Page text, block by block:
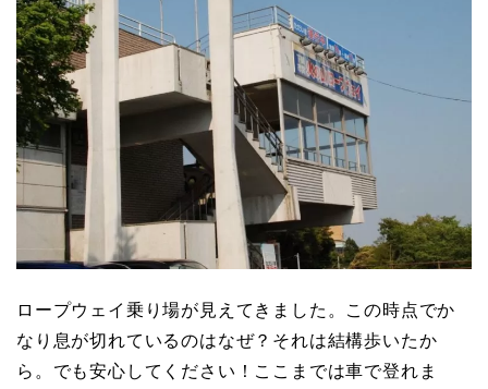
ロープウェイ乗り場が見えてきました。この時点でか
なり息が切れているのはなぜ？それは結構歩いたか
ら。でも安心してください！ここまでは車で登れま